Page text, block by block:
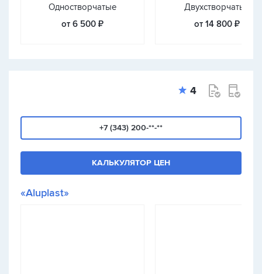
Одностворчатые
от 6 500 ₽
Двухстворчатые
от 14 800 ₽
4
+7 (343) 200-**-**
КАЛЬКУЛЯТОР ЦЕН
«Aluplast»